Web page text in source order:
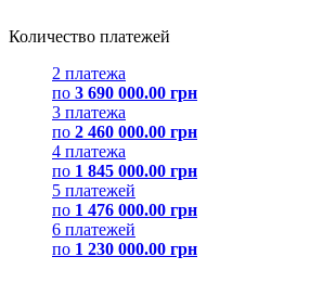
Количество платежей
2 платежа
по 3 690 000.00 грн
3 платежа
по 2 460 000.00 грн
4 платежа
по 1 845 000.00 грн
5 платежей
по 1 476 000.00 грн
6 платежей
по 1 230 000.00 грн